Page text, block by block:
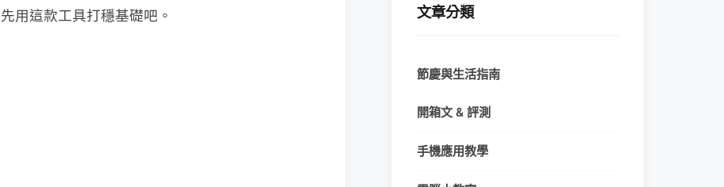
用這款工具打穩基礎吧。
文章分類
節慶與生活指南
開箱文 & 評測
手機應用教學